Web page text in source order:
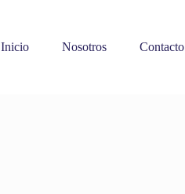
Inicio
Nosotros Contacto